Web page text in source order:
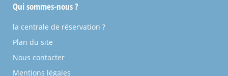
Qui sommes-nous ?
la centrale de réservation ?
Plan du site
Nous contacter
Mentions légales